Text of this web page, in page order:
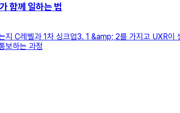
함께 일하는 법
지 C레벨과 1차 싱크업3. 1 &amp; 2를 가지고 UXR
보하는 과정